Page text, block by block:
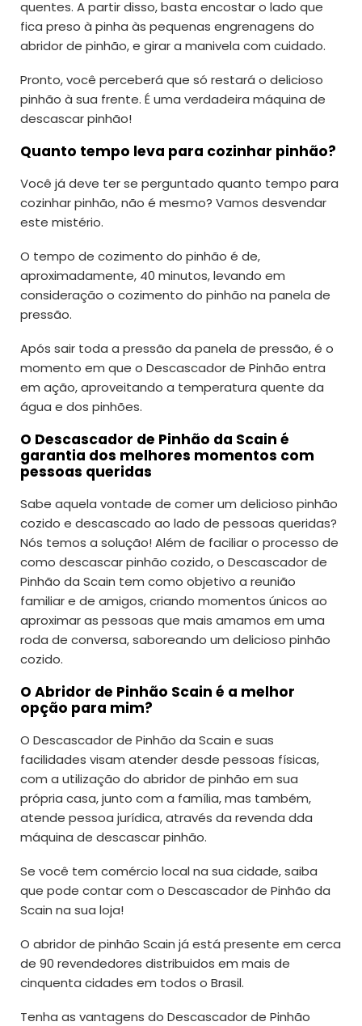
quentes. A partir disso, basta encostar o lado que
fica preso à pinha às pequenas engrenagens do
abridor de pinhão, e girar a manivela com cuidado.
Pronto, você perceberá que só restará o delicioso
pinhão à sua frente. É uma verdadeira máquina de
descascar pinhão!
Quanto tempo leva para cozinhar pinhão?
Você já deve ter se perguntado quanto tempo para
cozinhar pinhão, não é mesmo? Vamos desvendar
este mistério.
O tempo de cozimento do pinhão é de,
aproximadamente, 40 minutos, levando em
consideração o cozimento do pinhão na panela de
pressão.
Após sair toda a pressão da panela de pressão, é o
momento em que o Descascador de Pinhão entra
em ação, aproveitando a temperatura quente da
água e dos pinhões.
O Descascador de Pinhão da Scain é
garantia dos melhores momentos com
pessoas queridas
Sabe aquela vontade de comer um delicioso pinhão
cozido e descascado ao lado de pessoas queridas?
Nós temos a solução! Além de faciliar o processo de
como descascar pinhão cozido, o Descascador de
Pinhão da Scain tem como objetivo a reunião
familiar e de amigos, criando momentos únicos ao
aproximar as pessoas que mais amamos em uma
roda de conversa, saboreando um delicioso pinhão
cozido.
O Abridor de Pinhão Scain é a melhor
opção para mim?
O Descascador de Pinhão da Scain e suas
facilidades visam atender desde pessoas físicas,
com a utilização do abridor de pinhão em sua
própria casa, junto com a família, mas também,
atende pessoa jurídica, através da revenda dda
máquina de descascar pinhão.
Se você tem comércio local na sua cidade, saiba
que pode contar com o Descascador de Pinhão da
Scain na sua loja!
O abridor de pinhão Scain já está presente em cerca
de 90 revendedores distribuidos em mais de
cinquenta cidades em todos o Brasil.
Tenha as vantagens do Descascador de Pinhão